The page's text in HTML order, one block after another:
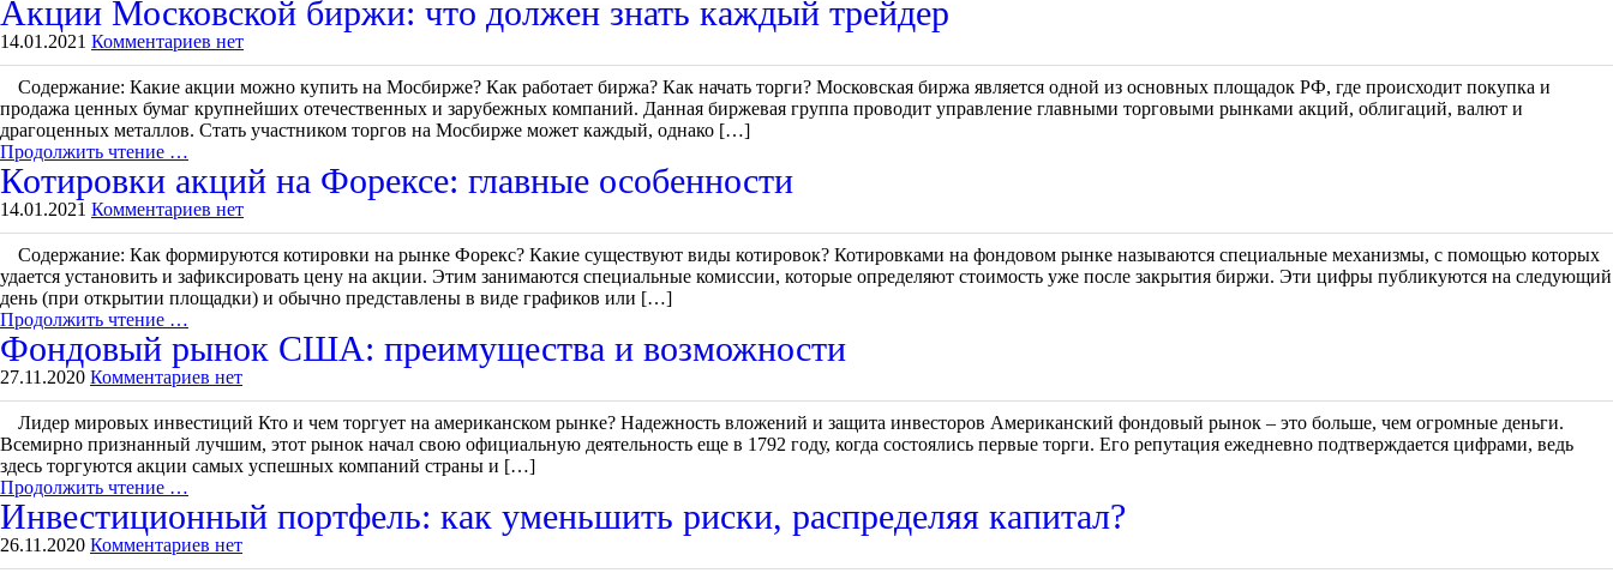
Акции Московской биржи: что должен знать каждый трейдер
14.01.2021 Комментариев нет
Содержание: Какие акции можно купить на Мосбирже? Как работает биржа? Как начать торги? Московская биржа является одной из основных площадок РФ, где происходит покупка и
продажа ценных бумаг крупнейших отечественных и зарубежных компаний. Данная биржевая группа проводит управление главными торговыми рынками акций, облигаций, валют и
драгоценных металлов. Стать участником торгов на Мосбирже может каждый, однако […]
Продолжить чтение …
Котировки акций на Форексе: главные особенности
14.01.2021 Комментариев нет
Содержание: Как формируются котировки на рынке Форекс? Какие существуют виды котировок? Котировками на фондовом рынке называются специальные механизмы, с помощью которых
удается установить и зафиксировать цену на акции. Этим занимаются специальные комиссии, которые определяют стоимость уже после закрытия биржи. Эти цифры публикуются на следующий
день (при открытии площадки) и обычно представлены в виде графиков или […]
Продолжить чтение …
Фондовый рынок США: преимущества и возможности
27.11.2020 Комментариев нет
Лидер мировых инвестиций Кто и чем торгует на американском рынке? Надежность вложений и защита инвесторов Американский фондовый рынок – это больше, чем огромные деньги.
Всемирно признанный лучшим, этот рынок начал свою официальную деятельность еще в 1792 году, когда состоялись первые торги. Его репутация ежедневно подтверждается цифрами, ведь
здесь торгуются акции самых успешных компаний страны и […]
Продолжить чтение …
Инвестиционный портфель: как уменьшить риски, распределяя капитал?
26.11.2020 Комментариев нет